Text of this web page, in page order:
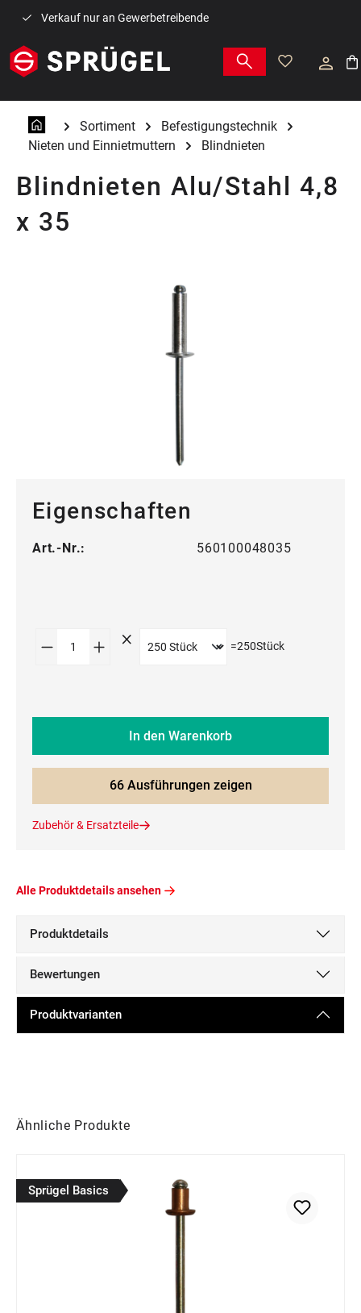
Zum Hauptinhalt springen
Verkauf nur an Gewerbetreibende
Sortiment
Befestigungstechnik
Nieten und Einnietmuttern
Blindnieten
Blindnieten Alu/Stahl 4,8
x 35
Eigenschaften
Art.-Nr.: 560100048035
Produkt Anzahl: Gib den gewünschten
=250Stück
In den Warenkorb
66 Ausführungen zeigen
Zubehör & Ersatzteile
Alle Produktdetails ansehen
Produktdetails
Bewertungen
Produktvarianten
Produktgalerie überspringen
Ähnliche Produkte
Sprügel Basics